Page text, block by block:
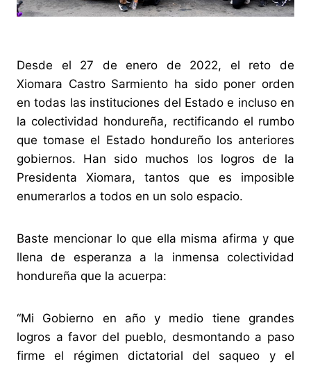
Desde el 27 de enero de 2022, el reto de
Xiomara Castro Sarmiento ha sido poner orden
en todas las instituciones del Estado e incluso en
la colectividad hondureña, rectificando el rumbo
que tomase el Estado hondureño los anteriores
gobiernos. Han sido muchos los logros de la
Presidenta Xiomara, tantos que es imposible
enumerarlos a todos en un solo espacio.
Baste mencionar lo que ella misma afirma y que
llena de esperanza a la inmensa colectividad
hondureña que la acuerpa:
“Mi Gobierno en año y medio tiene grandes
logros a favor del pueblo, desmontando a paso
firme el régimen dictatorial del saqueo y el